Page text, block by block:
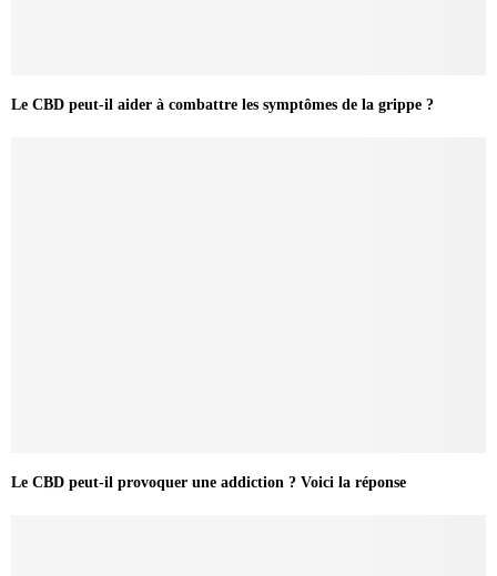
Le CBD peut-il aider à combattre les symptômes de la grippe ?
Le CBD peut-il provoquer une addiction ? Voici la réponse